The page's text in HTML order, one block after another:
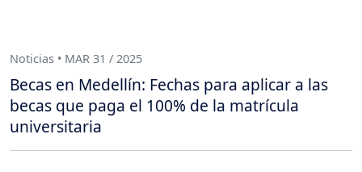
Noticias • MAR 31 / 2025
Becas en Medellín: Fechas para aplicar a las
becas que paga el 100% de la matrícula
universitaria